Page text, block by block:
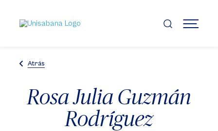
contenido
principal
MENÚ
Atrás
Rosa Julia Guzmán
Rodríguez